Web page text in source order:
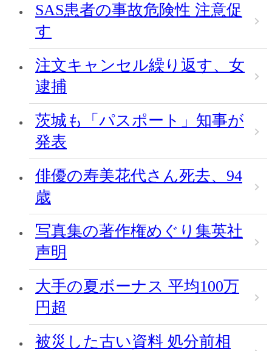
SAS患者の事故危険性 注意促
す
注文キャンセル繰り返す、女
逮捕
茨城も「パスポート」知事が
発表
俳優の寿美花代さん死去、94
歳
写真集の著作権めぐり集英社
声明
大手の夏ボーナス 平均100万
円超
被災した古い資料 処分前相